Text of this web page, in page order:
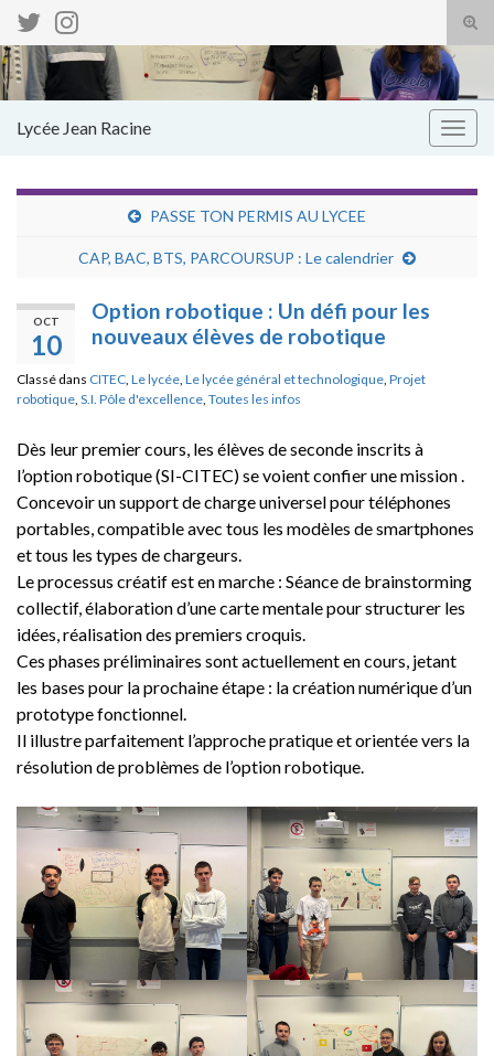
Search for:
Lycée Jean Racine
PASSE TON PERMIS AU LYCEE
CAP, BAC, BTS, PARCOURSUP : Le calendrier
OCT
10
Option robotique : Un défi pour les
nouveaux élèves de robotique
Classé dans CITEC Le lycée Le lycée général et technologique Projet
robotique S.I. Pôle d'excellence Toutes les infos
Dès leur premier cours, les élèves de seconde inscrits à
l’option robotique (SI-CITEC) se voient confier une mission .
Concevoir un support de charge universel pour téléphones
portables, compatible avec tous les modèles de smartphones
et tous les types de chargeurs.
Le processus créatif est en marche : Séance de brainstorming
collectif, élaboration d’une carte mentale pour structurer les
idées, réalisation des premiers croquis.
Ces phases préliminaires sont actuellement en cours, jetant
les bases pour la prochaine étape : la création numérique d’un
prototype fonctionnel.
Il illustre parfaitement l’approche pratique et orientée vers la
résolution de problèmes de l’option robotique.